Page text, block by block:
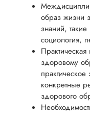
образ жизни
знаний,
социология,
здоровому
практическое
конкретные
здорового